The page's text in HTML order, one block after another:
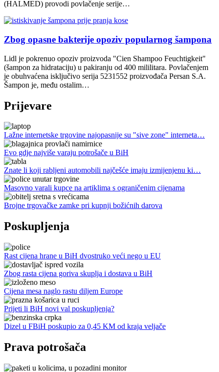
(HALMED) provodi povlačenje serije…
Zbog opasne bakterije opoziv popularnog šampona
Lidl je pokrenuo opoziv proizvoda "Cien Shampoo Feuchtigkeit"
(šampon za hidrataciju) u pakiranju od 400 mililitara. Povlačenjem
je obuhvaćena isključivo serija 5231552 proizvođača Persan S.A.
Šampon je, među ostalim…
Prijevare
Lažne internetske trgovine najopasnije su "sive zone" interneta…
Evo gdje najviše varaju potrošače u BiH
Znate li koji rabljeni automobili najčešće imaju izmijenjenu ki…
Masovno varali kupce na artiklima s ograničenim cijenama
Brojne trgovačke zamke pri kupnji božićnih darova
Poskupljenja
Rast cijena hrane u BiH dvostruko veći nego u EU
Zbog rasta cijena goriva skuplja i dostava u BiH
Cijena mesa naglo rastu diljem Europe
Prijeti li BiH novi val poskupljenja?
Dizel u FBiH poskupio za 0,45 KM od kraja veljače
Prava potrošača